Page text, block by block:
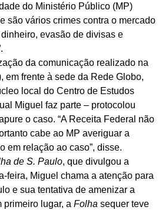
do Ministério Público (MP)
são vários crimes contra o mercado
evasão de divisas e
da comunicação realizado na
em frente à sede da Rede Globo,
local do Centro de Estudos
Miguel faz parte – protocolou
o caso. “A Receita Federal não
cabe ao MP averiguar a
em relação ao caso”, disse.
de S. Paulo, que divulgou a
feira, Miguel chama a atenção para
e sua tentativa de amenizar a
primeiro lugar, a Folha sequer teve